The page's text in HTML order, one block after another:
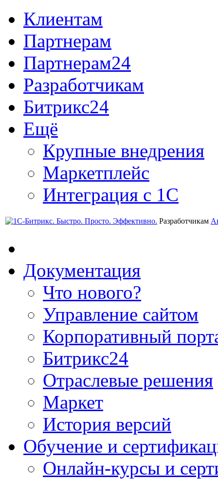
Клиентам
Партнерам
Партнерам24
Разработчикам
Битрикс24
Ещё
Крупные внедрения
Маркетплейс
Интеграция с 1С
Разработчикам
Документация
Что нового?
Управление сайтом
Корпоративный
Битрикс24
Отраслевые решения
Маркет
История версий
Обучение и
Онлайн-курсы и